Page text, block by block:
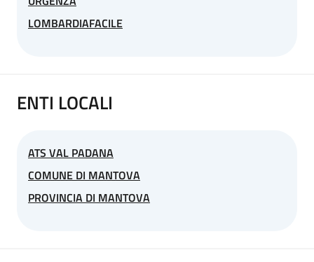
LOMBARDIAFACILE
ENTI LOCALI
ATS VAL PADANA
COMUNE DI MANTOVA
PROVINCIA DI MANTOVA